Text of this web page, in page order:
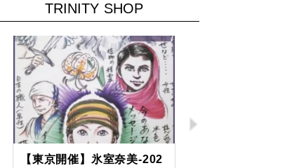
TRINITY SHOP
Previous
【東京開催】氷室奈美-202